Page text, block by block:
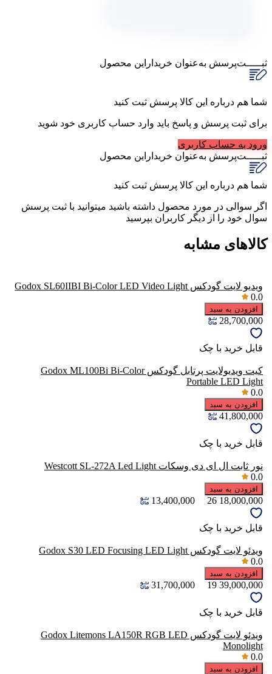
ثبـــــت‌پرسش به‌عنوان ‌خریدار‌این‌ محصول
شما هم درباره این کالا پرسش ثبت کنید
برای ثبت پرسش و پاسخ باید وارد حساب کاربری خود شوید
ورود به حساب کاربری
ثبـــــت‌پرسش به‌عنوان ‌خریدار‌این‌ محصول
شما هم درباره این کالا پرسش ثبت کنید
اگر سوالی در مورد محصول داشته باشید میتوانید با ثبت پرسش
سوال خود را از دیگر کاربران بپرسید
کالاهای مشابه
ویدیو لایت گودکس Godox SL60IIBI Bi-Color LED Video Light
0.0
افزودن به سبد
28,700,000
قابل خرید با چک
کیت ویدیولایت پرتابل گودکس Godox ML100Bi Bi-Color
Portable LED Light
0.0
افزودن به سبد
41,800,000
قابل خرید با چک
نور ثابت ال ای دی وسکات Westcott SL-272A Led Light
0.0
افزودن به سبد
18,000,000
26
13,400,000
قابل خرید با چک
ویدئو لایت گودکس Godox S30 LED Focusing LED Light
0.0
افزودن به سبد
39,000,000
19
31,700,000
قابل خرید با چک
ویدئو لایت گودکس Godox Litemons LA150R RGB LED
Monolight
0.0
افزودن به سبد